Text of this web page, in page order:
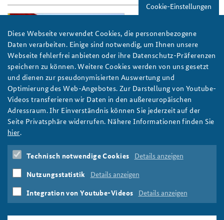
Foto: Max Braun/flickr/CC BY-SA 2.0
Trierer China-Gespräche – Chinas Außenpolitik:
Was ist wirklich neu?
Am 17. November 2015 lädt die Bundesakademie für
Sicherheitspolitik mit Ihren Kooperationspartnern zu den Trierer
China-Gesprächen 2015 ein. Thema: „Chinas Außenpolitik unter
weiter
China,Ostasien,Deutsch-chinesische Beziehungen
Cookie-Einstellungen
Diese Webseite verwendet Cookies, die personenbezogene
Daten verarbeiten. Einige sind notwendig, um Ihnen unsere
Webseite fehlerfrei anbieten oder ihre Datenschutz-Präferenzen
speichern zu können. Weitere Cookies werden von uns gesetzt
und dienen zur pseudonymisierten Auswertung und
Optimierung des Web-Angebotes. Zur Darstellung von Youtube-
Videos transferieren wir Daten in den außereuropäischen
Adressraum. Ihr Einverständnis können Sie jederzeit auf der
Seite Privatsphäre widerrufen. Nähere Informationen finden Sie
hier.
Technisch notwendige Cookies Details anzeigen
Nutzungsstatistik Details anzeigen
Integration von Youtube-Videos Details anzeigen